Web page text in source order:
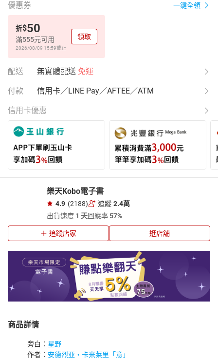
優惠券 一鍵全領
折$50
滿555元可用
2026/08/09 15:59截止
領取
配送 無實體配送 免運
付款 信用卡／LINE Pay／AFTEE／ATM
信用卡優惠
樂天Kobo電子書
4.9 (2188) 追蹤 2.4萬
出貨速度 1 天回應率57%
追蹤店家 逛店舖
商品詳情
旁白： 星野
作者： 安德烈亚・卡米莱里「意」